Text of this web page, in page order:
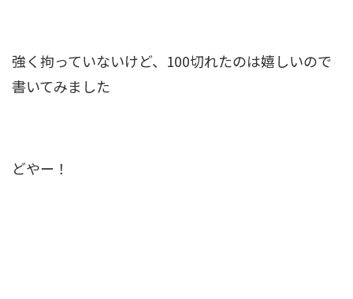
強く拘っていないけど、100切れたのは嬉しいので
書いてみました
どやー！